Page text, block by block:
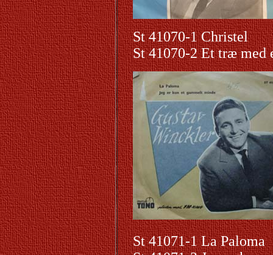
St 41070-1 Christel
St 41070-2 Et træ
St 41071-1 La Paloma